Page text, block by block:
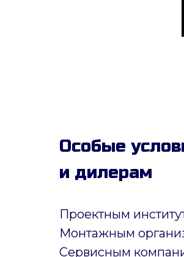
Особые
и дилерам
Проектным
Монтажным
Сервисным